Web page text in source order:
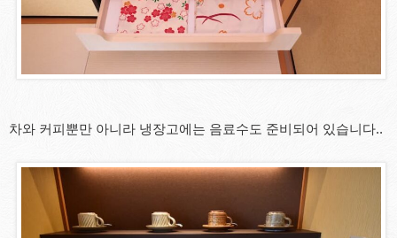
차와 커피뿐만 아니라 냉장고에는 음료수도 준비되어 있습니다..